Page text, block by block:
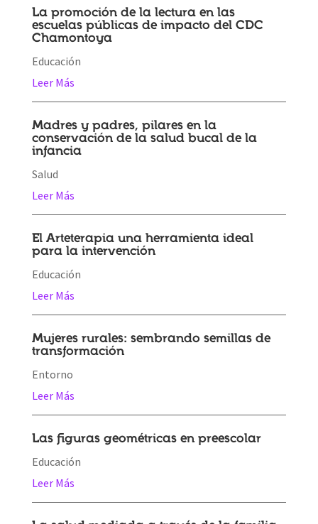
La promoción de la lectura en las
escuelas públicas de impacto del CDC
Chamontoya
Educación
Leer Más
Madres y padres, pilares en la
conservación de la salud bucal de la
infancia
Salud
Leer Más
El Arteterapia una herramienta ideal
para la intervención
Educación
Leer Más
Mujeres rurales: sembrando semillas de
transformación
Entorno
Leer Más
Las figuras geométricas en preescolar
Educación
Leer Más